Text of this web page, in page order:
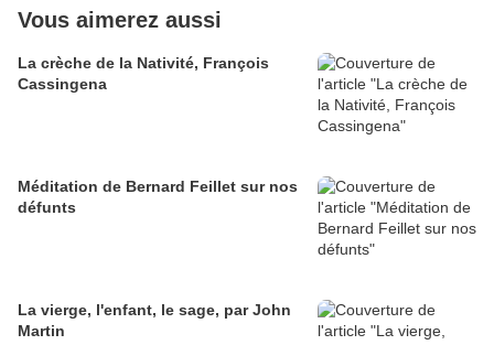
Vous aimerez aussi
La crèche de la Nativité, François
Cassingena
Méditation de Bernard Feillet sur nos
défunts
La vierge, l'enfant, le sage, par John
Martin